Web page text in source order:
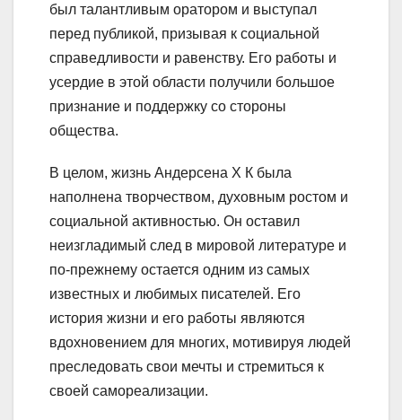
был талантливым оратором и выступал
перед публикой, призывая к социальной
справедливости и равенству. Его работы и
усердие в этой области получили большое
признание и поддержку со стороны
общества.
В целом, жизнь Андерсена Х К была
наполнена творчеством, духовным ростом и
социальной активностью. Он оставил
неизгладимый след в мировой литературе и
по-прежнему остается одним из самых
известных и любимых писателей. Его
история жизни и его работы являются
вдохновением для многих, мотивируя людей
преследовать свои мечты и стремиться к
своей самореализации.